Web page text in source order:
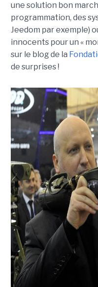
une solution bon
programmation, des
Jeedom par exemple)
innocents pour un «
sur le blog de la
de surprises !